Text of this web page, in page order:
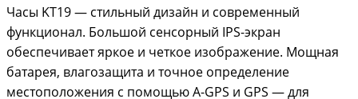
Часы KT19 — стильный дизайн и современный
функционал. Большой сенсорный IPS-экран
обеспечивает яркое и четкое изображение. Мощная
батарея, влагозащита и точное определение
местоположения с помощью A-GPS и GPS — для